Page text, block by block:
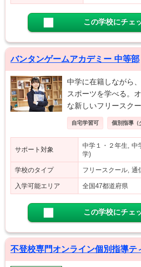
この学校にチェ
バンタンゲームアカデミー 中等部
中学に在籍しながら
スポーツを学べる。
な新しいフリースク
自宅学習可 個別指導（
サポート対象
中学１・２年生, 中
学)
学校のタイプ フリースクール, 通
入学可能エリア 全国47都道府県
この学校にチェ
不登校専門オンライン個別指導テ